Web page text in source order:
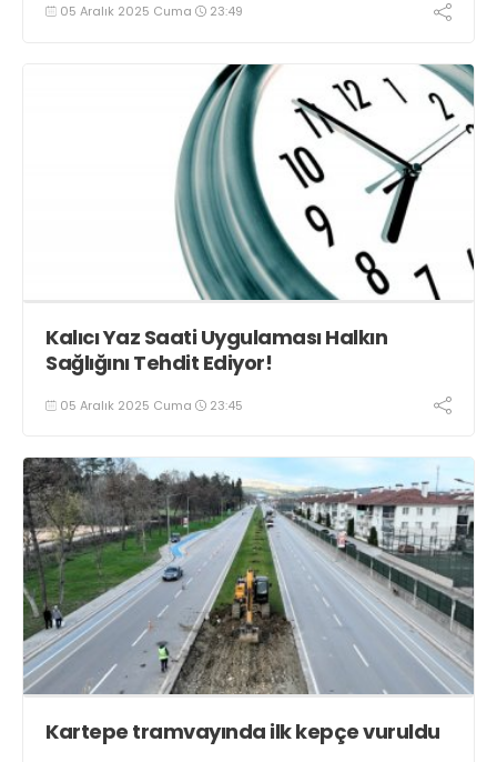
05 Aralık 2025 Cuma 23:49
Kalıcı Yaz Saati Uygulaması Halkın
Sağlığını Tehdit Ediyor!
05 Aralık 2025 Cuma 23:45
Kartepe tramvayında ilk kepçe vuruldu